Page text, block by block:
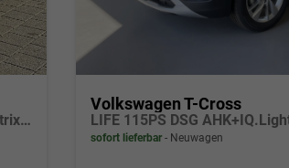
R-Line 1.0 TSI DSG AHK*Android Auto*SHZ*Matrix-LED*Kamera*Keyless*18"
Volkswagen T-Cross
sofort lieferbar Neuwagen